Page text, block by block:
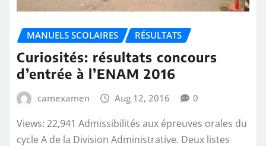
MANUELS SCOLAIRES RÉSULTATS
Curiosités: résultats concours
d’entrée à l’ENAM 2016
camexamen Aug 12, 2016 0
Views: 22,941 Admissibilités aux épreuves orales du
cycle A de la Division Administrative. Deux listes